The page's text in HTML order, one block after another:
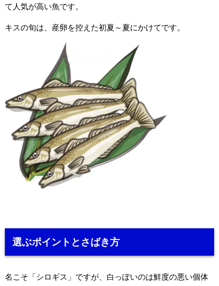
て人気が高い魚です。
キスの旬は、産卵を控えた初夏～夏にかけてです。
選ぶポイントとさばき方
名こそ「シロギス」ですが、白っぽいのは鮮度の悪い個体